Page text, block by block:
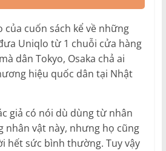
của cuốn sách kể về những
Uniqlo từ 1 chuỗi cửa hàng
dân Tokyo, Osaka chả ai
hiệu quốc dân tại Nhật
giả có nói dù dùng từ nhân
nhân vật này, nhưng họ cũng
hết sức bình thường. Tuy vậy